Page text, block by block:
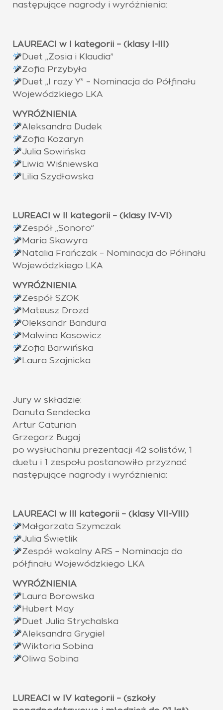
następujące nagrody i wyróżnienia:
LAUREACI w I kategorii – (klasy I-III)
Duet „Zosia i Klaudia”
Zofia Przybyła
Duet „I razy Y” – Nominacja do Półfinału
Wojewódzkiego LKA
WYRÓŻNIENIA
Aleksandra Dudek
Zofia Kozaryn
Julia Sowińska
Liwia Wiśniewska
Lilia Szydłowska
LUREACI w II kategorii – (klasy IV-VI)
Zespół „Sonoro”
Maria Skowyra
Natalia Frańczak – Nominacja do Półinału
Wojewódzkiego LKA
WYRÓŻNIENIA
Zespół SZOK
Mateusz Drozd
Oleksandr Bandura
Malwina Kosowicz
Zofia Barwińska
Laura Szajnicka
Jury w składzie:
Danuta Sendecka
Artur Caturian
Grzegorz Bugaj
po wysłuchaniu prezentacji 42 solistów, 1
duetu i 1 zespołu postanowiło przyznać
następujące nagrody i wyróżnienia:
LAUREACI w III kategorii – (klasy VII-VIII)
Małgorzata Szymczak
Julia Świetlik
Zespół wokalny ARS – Nominacja do
półfinału Wojewódzkiego LKA
WYRÓŻNIENIA
Laura Borowska
Hubert May
Duet Julia Strychalska
Aleksandra Grygiel
Wiktoria Sobina
Oliwa Sobina
LUREACI w IV kategorii – (szkoły